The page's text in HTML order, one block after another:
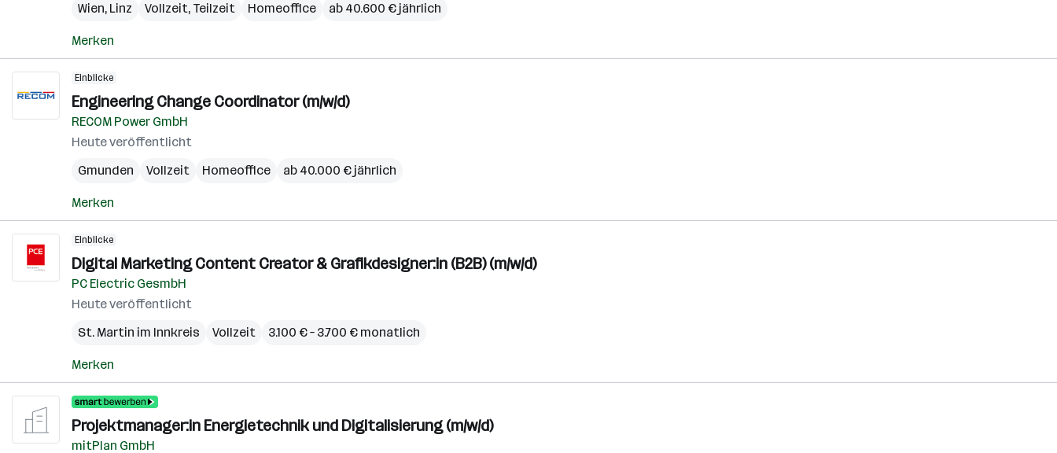
Wien, Linz Vollzeit, Teilzeit Homeoffice ab 40.600 € jährlich
Merken
Einblicke
Engineering Change Coordinator (m/w/d)
RECOM Power GmbH
Heute veröffentlicht
Gmunden
Vollzeit Homeoffice ab 40.000 € jährlich
Merken
Einblicke
Digital Marketing Content Creator & Grafikdesigner:in (B2B) (m/w/d)
PC Electric GesmbH
Heute veröffentlicht
St. Martin im Innkreis
Vollzeit 3.100 € – 3.700 € monatlich
Merken
Projektmanager:in Energietechnik und Digitalisierung (m/w/d)
mitPlan GmbH